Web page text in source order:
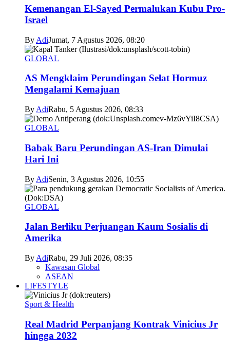
Kemenangan El-Sayed Permalukan Kubu Pro-
Israel
By AdiJumat, 7 Agustus 2026, 08:20
GLOBAL
AS Mengklaim Perundingan Selat Hormuz
Mengalami Kemajuan
By AdiRabu, 5 Agustus 2026, 08:33
GLOBAL
Babak Baru Perundingan AS-Iran Dimulai
Hari Ini
By AdiSenin, 3 Agustus 2026, 10:55
GLOBAL
Jalan Berliku Perjuangan Kaum Sosialis di
Amerika
By AdiRabu, 29 Juli 2026, 08:35
Kawasan Global
ASEAN
LIFESTYLE
Sport & Health
Real Madrid Perpanjang Kontrak Vinicius Jr
hingga 2032